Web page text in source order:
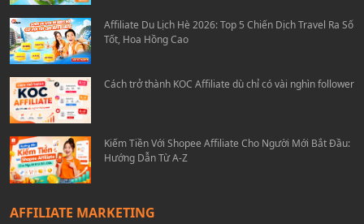
Affiliate Du Lịch Hè 2026: Top 5 Chiến Dịch Travel Ra Số
Tốt, Hoa Hồng Cao
Cách trở thành KOC Affiliate dù chỉ có vài nghìn follower
Kiếm Tiền Với Shopee Affiliate Cho Người Mới Bắt Đầu:
Hướng Dẫn Từ A-Z
AFFILIATE MARKETING